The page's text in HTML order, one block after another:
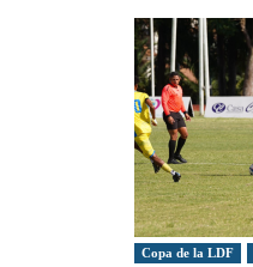
Copa de la LDF